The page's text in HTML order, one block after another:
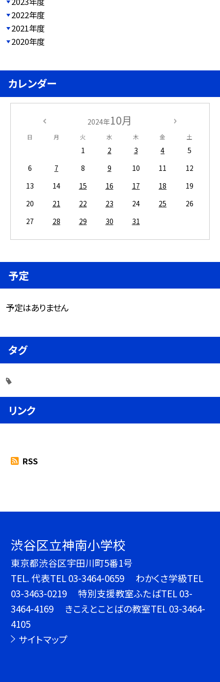
2022年度
2021年度
2020年度
カレンダー
2024年10月
日 月 火 水 木 金 土
1 2 3 4
5
6
7 8 9 10 11
12
13
14 15 16 17 18
19
20
21 22 23 24 25
26
27
28 29 30 31
予定
予定はありません
タグ
リンク
RSS
渋谷区立神南小学校
東京都渋谷区宇田川町5番1号
TEL.代表TEL 03-3464-0659 わかくさ学級TEL
03-3463-0219 特別支援教室ふたばTEL 03-
3464-4169 きこえとことばの教室TEL 03-3464-
4105
サイトマップ